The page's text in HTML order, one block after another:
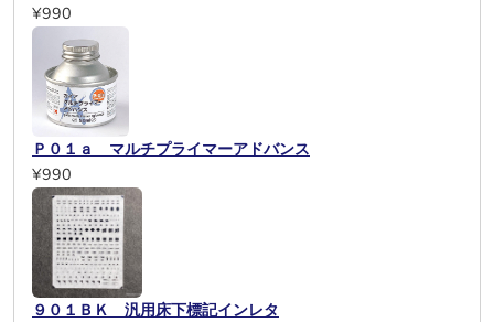
¥990
Ｐ０１ａ マルチプライマーアドバンス
¥990
９０１ＢＫ 汎用床下標記インレタ